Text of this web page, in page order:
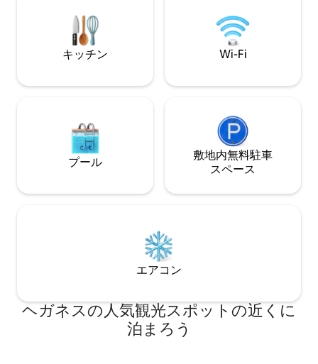
には小さなビーチがあり、ジョギングや
夕暮れ時の海に沈む夕日を見ながらの散
歩に適した長い海岸沿いの遊歩道があり
キッチン Wi-Fi
プール
敷地内無料駐⁠車
ス⁠ペ⁠ー⁠ス
エアコン
ヘガネスの人気観光スポットの近くに
泊まろう